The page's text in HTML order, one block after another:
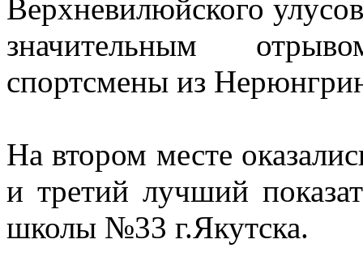
Верхневилюйского
значительным
спортсмены из
На втором месте
и третий лучший
школы №33 г.Якутска.